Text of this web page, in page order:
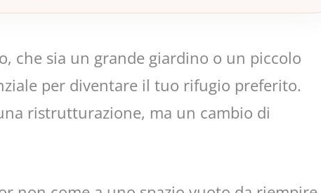
che sia un grande giardino o un piccolo
per diventare il tuo rifugio preferito.
ristrutturazione, ma un cambio di